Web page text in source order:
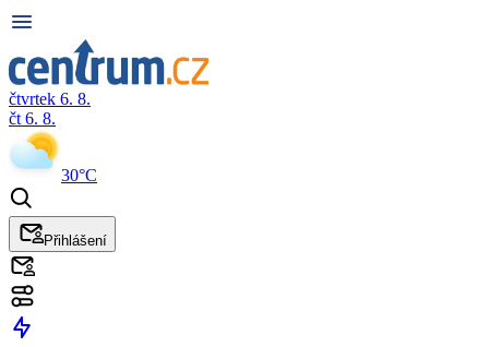
čtvrtek 6. 8.
čt 6. 8.
30°C
Přihlášení